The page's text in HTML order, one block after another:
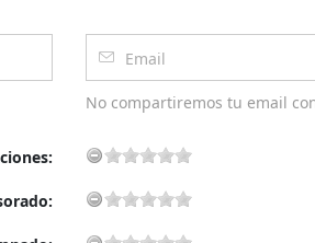
No compartiremos tu email